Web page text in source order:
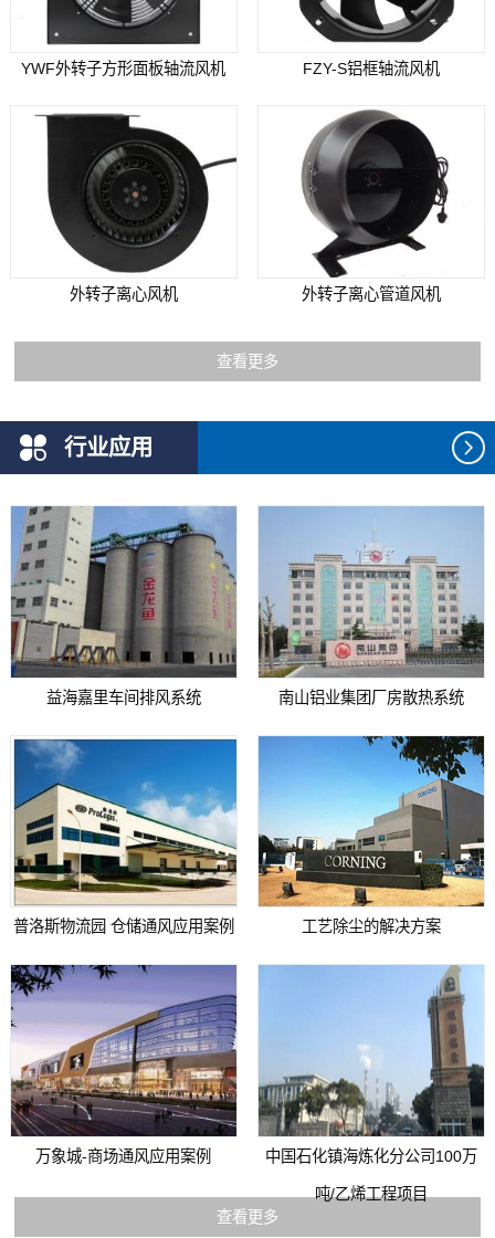
YWF外转子方形面板轴流风机 FZY-S铝框轴流风机
外转子离心风机 外转子离心管道风机
查看更多
行业应用
益海嘉里车间排风系统 南山铝业集团厂房散热系统
普洛斯物流园 仓储通风应用案例 工艺除尘的解决方案
万象城-商场通风应用案例 中国石化镇海炼化分公司100万
吨/乙烯工程项目
查看更多